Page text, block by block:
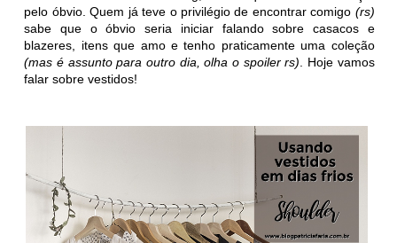
pelo óbvio. Quem já teve o privilégio de encontrar comigo (rs)
sabe que o óbvio seria iniciar falando sobre casacos e
blazeres, itens que amo e tenho praticamente uma coleção
(mas é assunto para outro dia, olha o spoiler rs). Hoje vamos
falar sobre vestidos!